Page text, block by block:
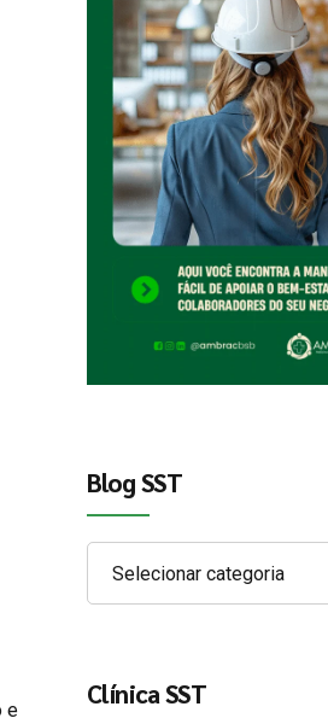
e
Blog SST
Selecionar categoria
Clínica SST